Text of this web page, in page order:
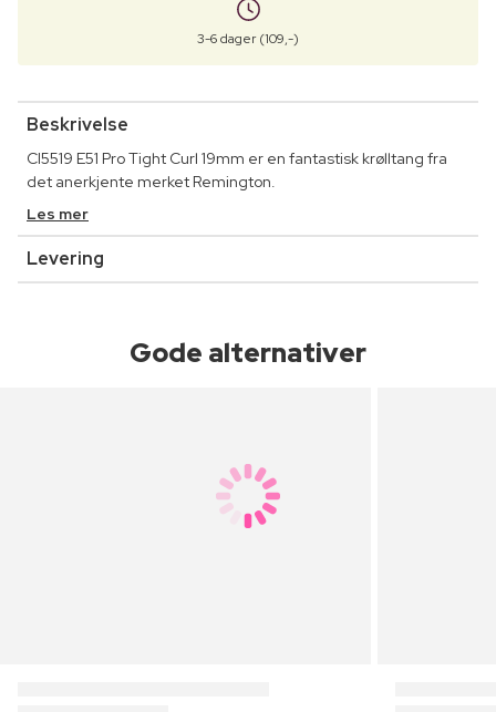
3-6 dager (109,-)
Beskrivelse
CI5519 E51 Pro Tight Curl 19mm er en fantastisk krølltang fra
det anerkjente merket Remington.
Les mer
Levering
Gode alternativer